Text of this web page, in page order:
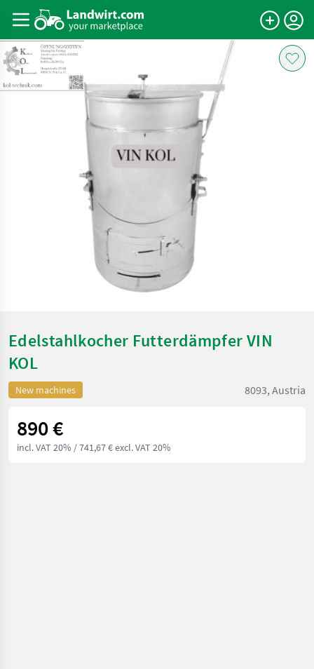
Edelstahlkocher Futterdämpfer VIN
KOL
New machines 8093, Austria
890 €
incl. VAT 20% / 741,67 € excl. VAT 20%